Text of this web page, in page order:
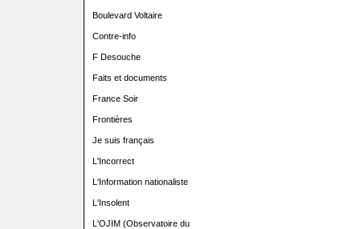
Boulevard Voltaire
Contre-info
F Desouche
Faits et documents
France Soir
Frontières
Je suis français
L'Incorrect
L'Information nationaliste
L'Insolent
L'OJIM (Observatoire du